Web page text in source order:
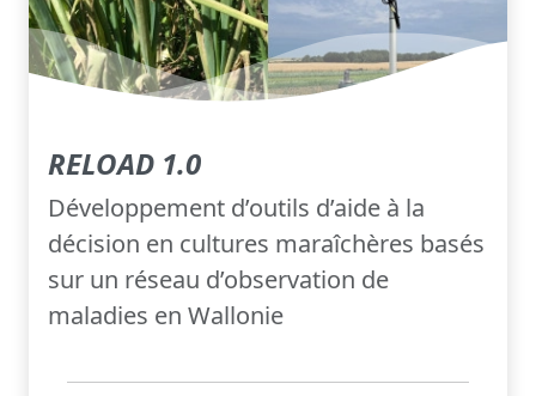
RELOAD 1.0
Développement d’outils d’aide à la
décision en cultures maraîchères basés
sur un réseau d’observation de
maladies en Wallonie